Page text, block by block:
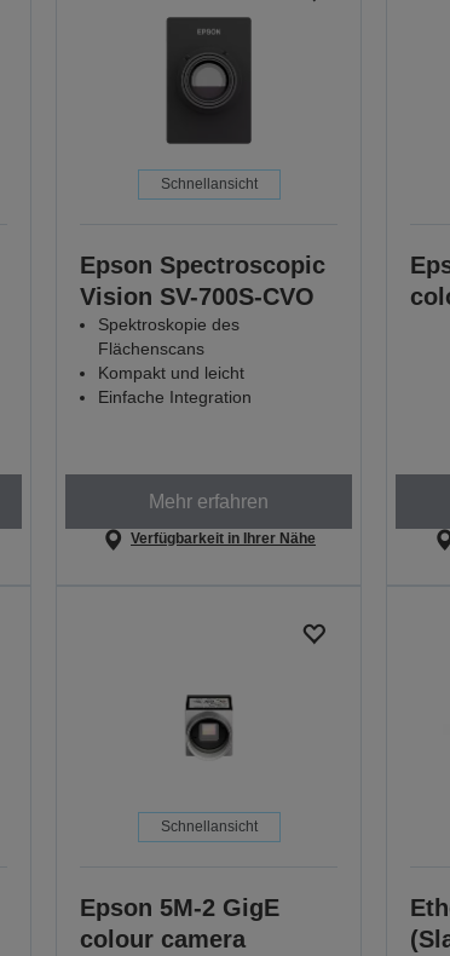
Schnellansicht
Epson Spectroscopic
Vision SV-700S-CVO
Spektroskopie des
Flächenscans
Kompakt und leicht
Einfache Integration
Mehr erfahren
Verfügbarkeit in Ihrer Nähe
Schnellansicht
Epson 5M-2 GigE
colour camera